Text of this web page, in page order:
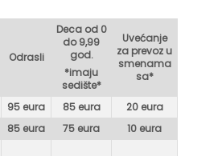
Odrasli
Deca od 0
do 9,99
god.
*imaju
sedište*
Uvećanje
za prevoz u
smenama
sa*
95 eura 85 eura
20 eura
85 eura 75 eura
10 eura